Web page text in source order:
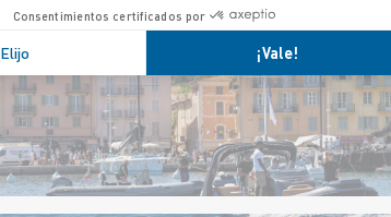
Consentimientos certificados por
Elijo ¡Vale!